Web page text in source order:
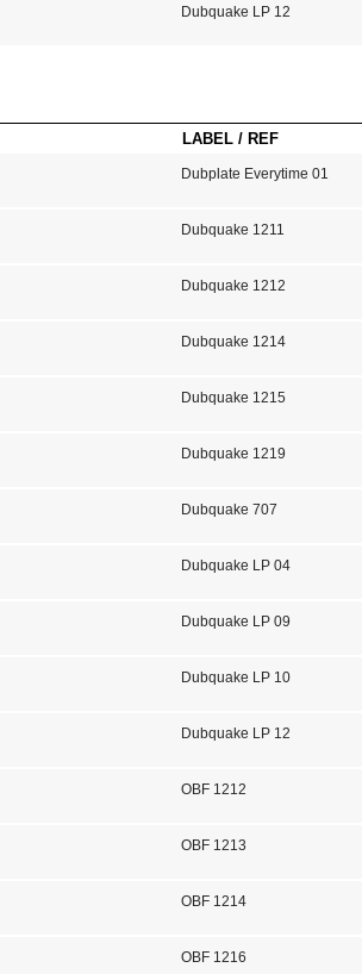
Dubquake LP 12
LABEL / REF
Dubplate Everytime 01
Dubquake 1211
Dubquake 1212
Dubquake 1214
Dubquake 1215
Dubquake 1219
Dubquake 707
Dubquake LP 04
Dubquake LP 09
Dubquake LP 10
Dubquake LP 12
OBF 1212
OBF 1213
OBF 1214
OBF 1216